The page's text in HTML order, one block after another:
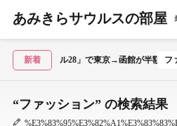
あみきらサウルスの部屋
新着
値スペシャル28」で東京→函館が半額！1泊2
“ファッション” の検索結果